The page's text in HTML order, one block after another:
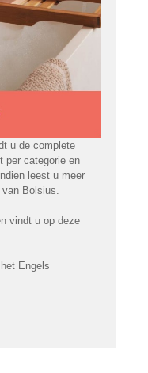
u de complete
per categorie en
leest u meer
Bolsius.
vindt u op deze
Engels